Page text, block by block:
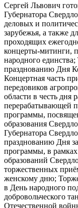
Сергей Львович
Губернатора
деловых и
зарубежья, а также
проходящих
концерты-митинги,
народного
празднованию Дня
Концертная часть
передовиков
области в честь дня
перерабатывающей
программы,
образования
Губернатора
празднованию Дня
программы, в
образований
торжественных
женскому дню;
в День народного
добровольческого
Отечественной